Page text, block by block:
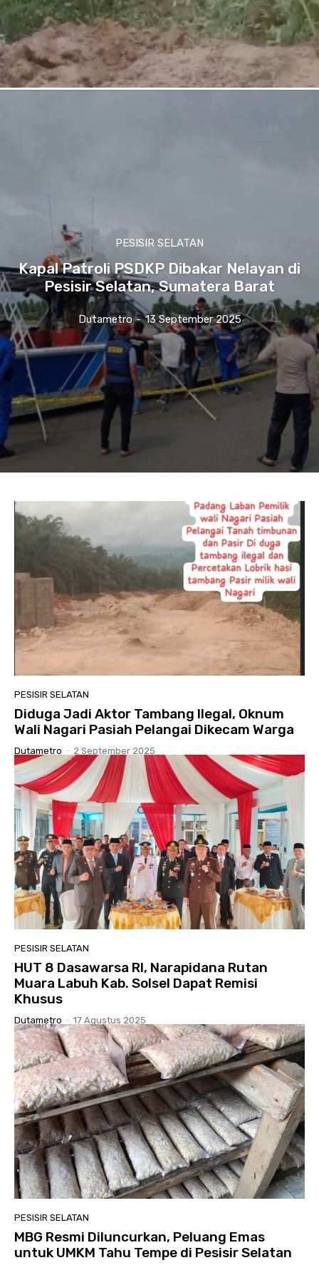
PESISIR SELATAN
Kapal Patroli PSDKP Dibakar Nelayan di
Pesisir Selatan, Sumatera Barat
Dutametro - 13 September 2025
PESISIR SELATAN
Diduga Jadi Aktor Tambang Ilegal, Oknum
Wali Nagari Pasiah Pelangai Dikecam Warga
Dutametro - 2 September 2025
PESISIR SELATAN
HUT 8 Dasawarsa RI, Narapidana Rutan
Muara Labuh Kab. Solsel Dapat Remisi
Khusus
Dutametro - 17 Agustus 2025
PESISIR SELATAN
MBG Resmi Diluncurkan, Peluang Emas
untuk UMKM Tahu Tempe di Pesisir Selatan